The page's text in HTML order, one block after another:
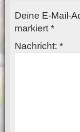
Deine E-Mail-
markiert *
Nachricht: *